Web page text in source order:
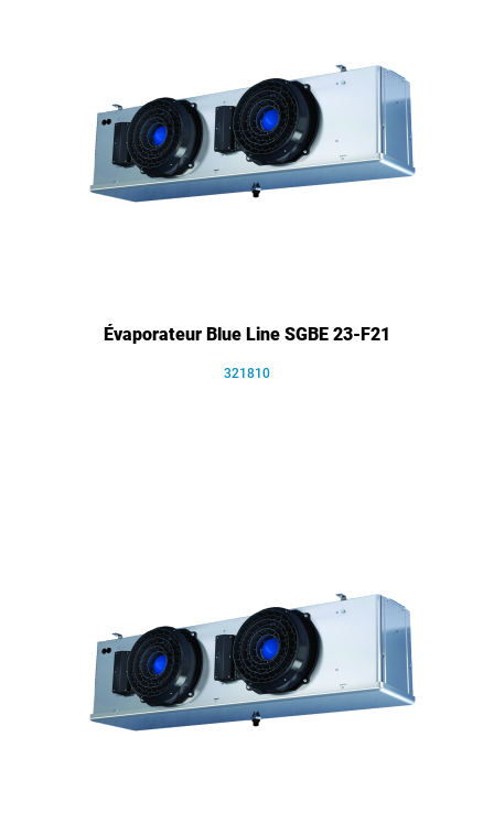
Évaporateur Blue Line SGBE 23-F21
321810